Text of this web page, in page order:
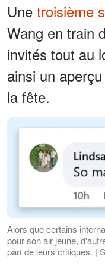
Une troisième
Wang en train
invités tout au
ainsi un
la fête.
Alors que certains
pour son air jeune,
part de leurs critiques. |